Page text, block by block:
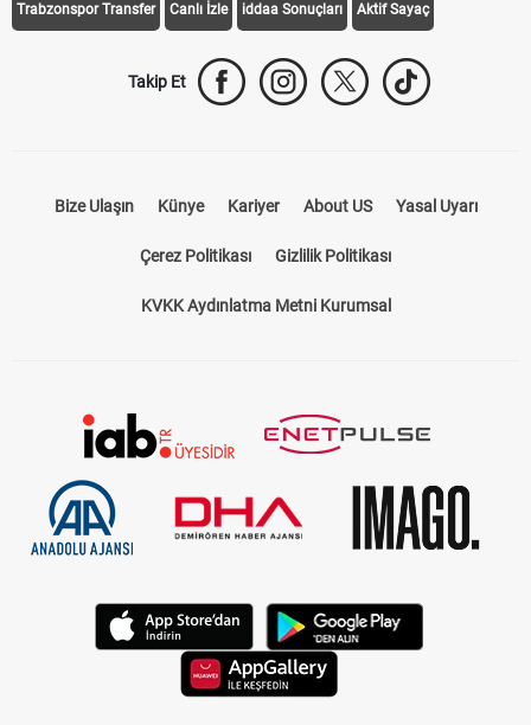
Trabzonspor Transfer Canlı İzle iddaa Sonuçları Aktif Sayaç
Takip Et
Bize Ulaşın Künye Kariyer About US Yasal Uyarı
Çerez Politikası Gizlilik Politikası
KVKK Aydınlatma Metni Kurumsal